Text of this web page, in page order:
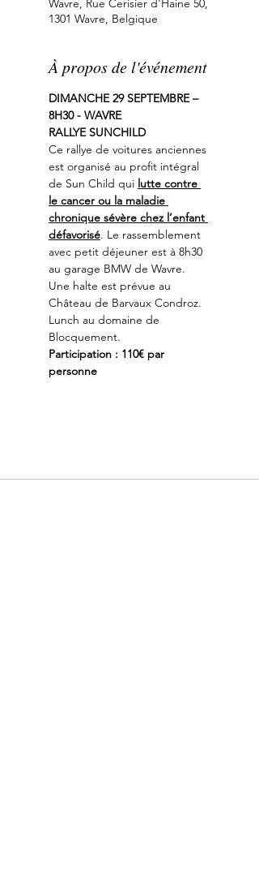
Wavre, Rue Cerisier d'Haine 50,
1301 Wavre, Belgique
À propos de l'événement
DIMANCHE 29 SEPTEMBRE –
8H30 - WAVRE
RALLYE SUNCHILD
Ce rallye de voitures anciennes
est organisé au profit intégral
de Sun Child qui lutte contre
le cancer ou la maladie
chronique sévère chez l’enfant
défavorisé. Le rassemblement
avec petit déjeuner est à 8h30
au garage BMW de Wavre.
Une halte est prévue au
Château de Barvaux Condroz.
Lunch au domaine de
Blocquement.
Participation : 110€ par
personne